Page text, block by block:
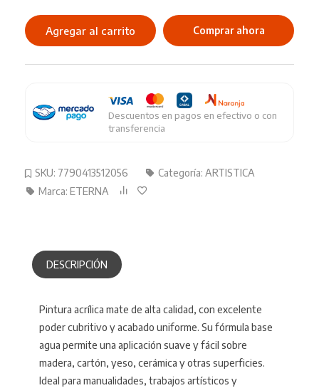
Mate
200ML
Agregar al carrito Comprar ahora
SKU: 7790413512056 Categoría: ARTISTICA
Marca: ETERNA
Descuentos en pagos en efectivo o con
transferencia
DESCRIPCIÓN
Pintura acrílica mate de alta calidad, con excelente
poder cubritivo y acabado uniforme. Su fórmula base
agua permite una aplicación suave y fácil sobre
madera, cartón, yeso, cerámica y otras superficies.
Ideal para manualidades, trabajos artísticos y